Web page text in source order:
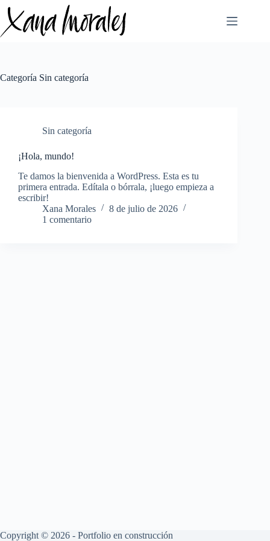
Saltar
contenido
Categoría Sin categoría
Sin categoría
¡Hola, mundo!
Te damos la bienvenida a WordPress. Esta es tu
primera entrada. Edítala o bórrala, ¡luego empieza a
escribir!
Xana Morales
8 de julio de 2026
1 comentario
Copyright © 2026 - Portfolio en construcción